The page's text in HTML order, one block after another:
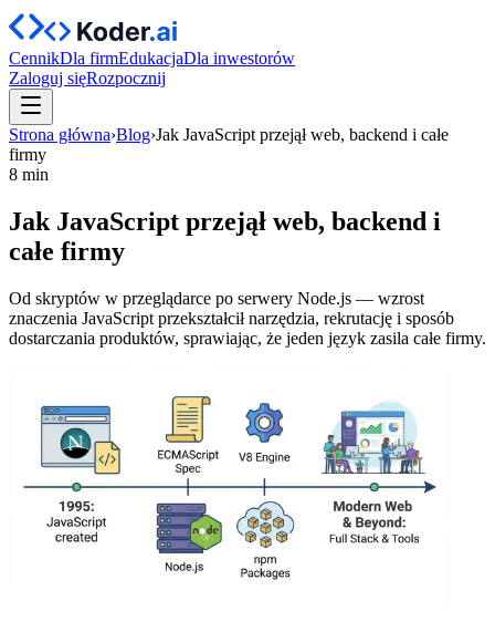
CennikDla firmEdukacjaDla inwestorów
Zaloguj sięRozpocznij
Strona główna›Blog›Jak JavaScript przejął web, backend i całe
firmy
8 min
Jak JavaScript przejął web, backend i
całe firmy
Od skryptów w przeglądarce po serwery Node.js — wzrost
znaczenia JavaScript przekształcił narzędzia, rekrutację i sposób
dostarczania produktów, sprawiając, że jeden język zasila całe firmy.